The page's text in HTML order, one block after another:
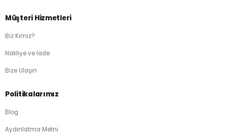
Müşteri Hizmetleri
Biz Kimiz?
Nakliye ve İade
Bize Ulaşın
Politikalarımız
Blog
Aydınlatma Metni